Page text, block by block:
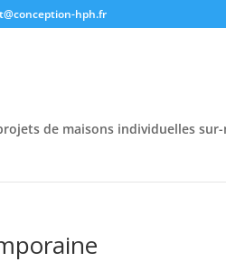
hph.fr
de maisons individuelles